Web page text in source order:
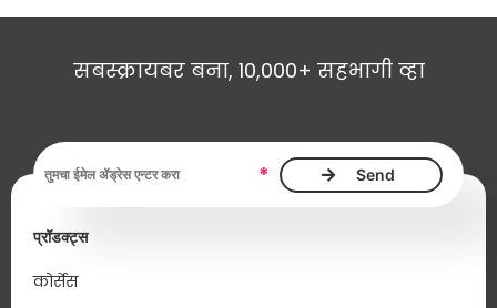
सबस्क्रायबर बना, 10,000+ सहभागी व्हा
ईमेल ॲड्रेस, आवश्यक *
प्रॉडक्ट्स
कोर्सेस